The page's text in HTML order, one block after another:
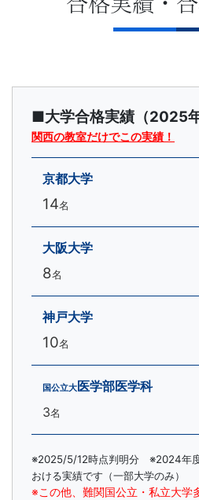
■大学合格実績（2025年
関西の教室だけでこの実績！
京都大学
14名
大阪大学
8名
神戸大学
10名
国公立大医学部医学科
3名
※2025/5/12時点判明分 ※2024年
おける実績です（一部大学のみ）
※この他、難関国公立・私立大学